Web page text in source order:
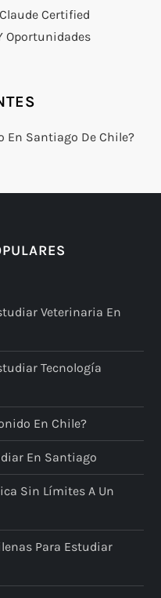
Certified
Oportunidades
En Santiago De Chile?
Veterinaria En
Tecnología
En Chile?
En Santiago
Sin Límites A Un
Para Estudiar